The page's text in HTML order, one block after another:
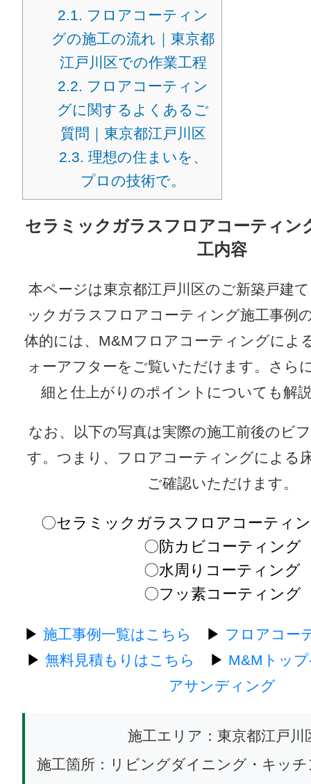
2.1. フロアコーティン
グの施工の流れ｜東京都
江戸川区での作業工程
2.2. フロアコーティン
グに関するよくあるご
質問｜東京都江戸川区
2.3. 理想の住まいを、
プロの技術で。
セラミックガラスフロアコーティン
工内容
本ページは東京都江戸川区のご新築戸建
ックガラスフロアコーティング施工事例
体的には、M&Mフロアコーティングによ
ォーアフターをご覧いただけます。さら
細と仕上がりのポイントについても解
なお、以下の写真は実際の施工前後のビ
す。つまり、フロアコーティングによる
ご確認いただけます。
〇セラミックガラスフロアコーティ
〇防カビコーティング
〇水周りコーティング
〇フッ素コーティング
▶ 施工事例一覧はこちら ▶ フロアコー
▶ 無料見積もりはこちら ▶ M&Mトッ
アサンディング
施工エリア：東京都江戸川
施工箇所：リビングダイニング・キッチ